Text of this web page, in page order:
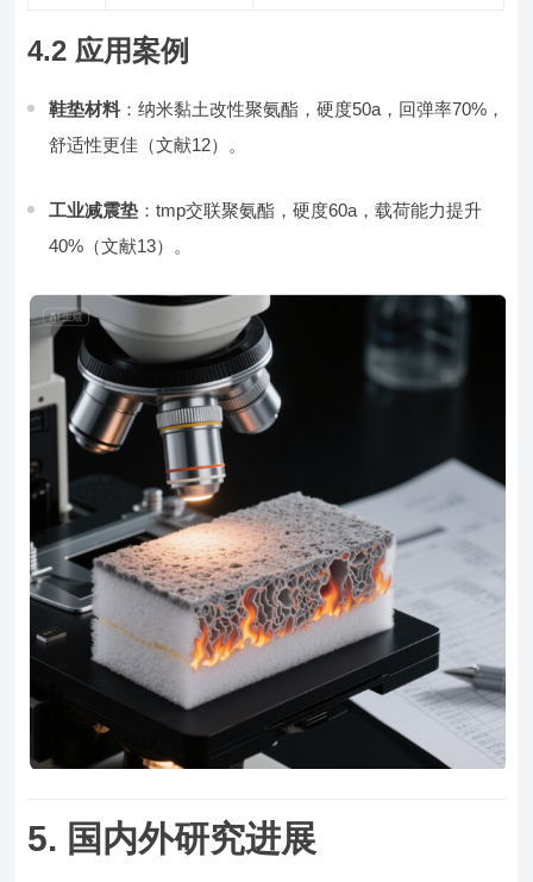
4.2 应用案例
鞋垫材料 ：纳米黏土改性聚氨酯，硬度50a，回弹率70%，
舒适性更佳（文献12）。
工业减震垫 ：tmp交联聚氨酯，硬度60a，载荷能力提升
40%（文献13）。
5. 国内外研究进展